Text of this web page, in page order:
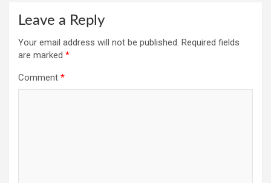
Leave a Reply
Your email address will not be published. Required fields
are marked *
Comment *